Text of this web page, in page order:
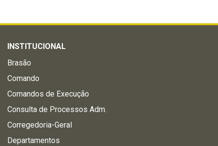
INSTITUCIONAL
Brasão
Comando
Comandos de Execução
Consulta de Processos Adm.
Corregedoria-Geral
Departamentos